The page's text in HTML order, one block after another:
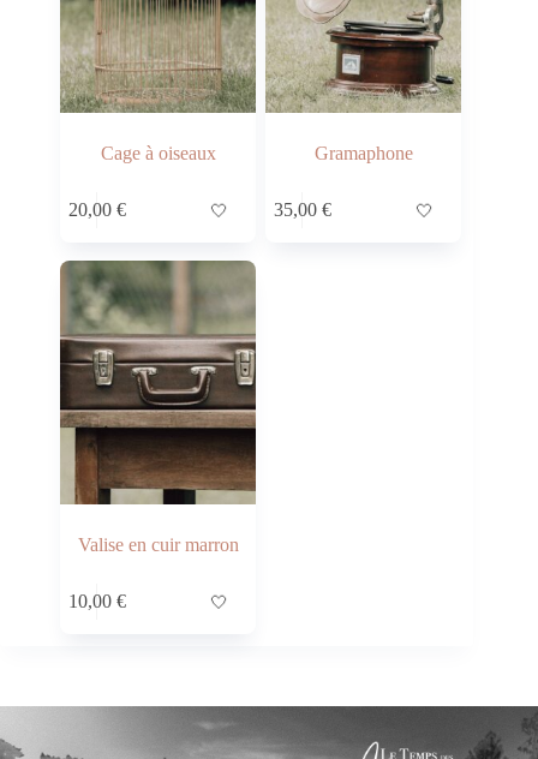
Cage à oiseaux
20,00 € 🤍
Gramaphone
35,00 € 🤍
Valise en cuir marron
10,00 € 🤍